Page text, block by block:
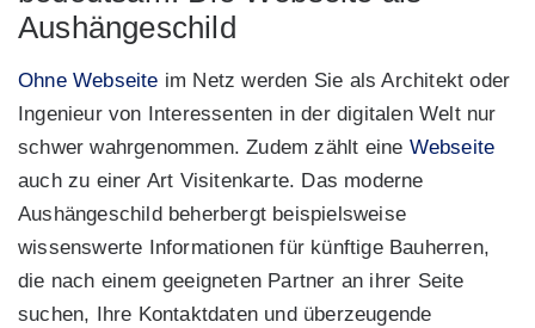
Aushängeschild
Ohne Webseite im Netz werden Sie als Architekt oder
Ingenieur von Interessenten in der digitalen Welt nur
schwer wahrgenommen. Zudem zählt eine Webseite
auch zu einer Art Visitenkarte. Das moderne
Aushängeschild beherbergt beispielsweise
wissenswerte Informationen für künftige Bauherren,
die nach einem geeigneten Partner an ihrer Seite
suchen, Ihre Kontaktdaten und überzeugende